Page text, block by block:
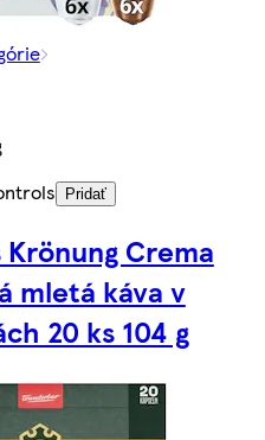
Pridať
Crema
mletá káva v
20 ks 104 g